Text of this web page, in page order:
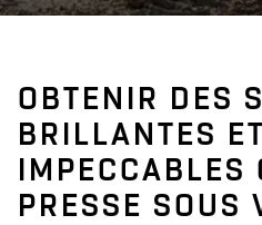
OBTENIR DES
BRILLANTES ET
IMPECCABLES
PRESSE SOUS